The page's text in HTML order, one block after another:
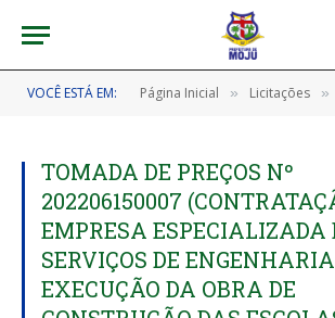
VOCÊ ESTÁ EM: Página Inicial » Licitações »
TOMADA DE PREÇOS Nº
202206150007
EMPRESA ESPECIALIZADA
SERVIÇOS DE
EXECUÇÃO DA OBRA DE